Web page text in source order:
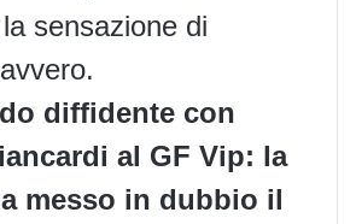
sensazione di
diffidente con
al GF Vip: la
messo in dubbio il